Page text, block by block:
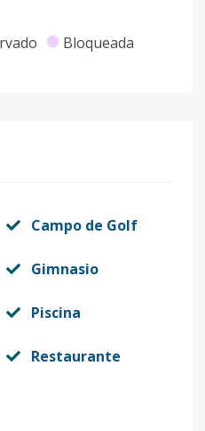
Bloqueada
Campo de Golf
Gimnasio
Piscina
Restaurante